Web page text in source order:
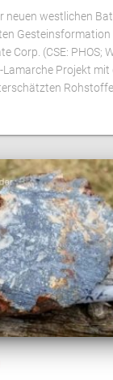
neuen westlichen
Gesteinsformation
Corp. (CSE: PHOS;
Projekt mit